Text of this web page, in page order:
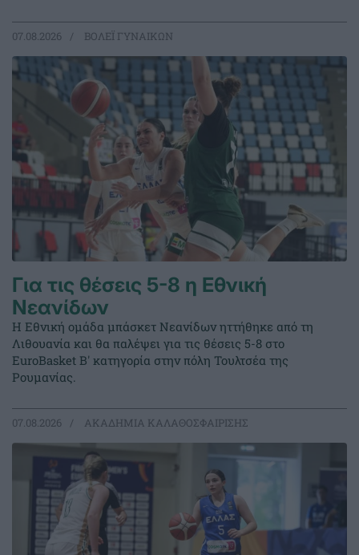
07.08.2026 ΒΟΛΕΪ ΓΥΝΑΙΚΩΝ
Για τις θέσεις 5-8 η Εθνική
Νεανίδων
Η Εθνική ομάδα μπάσκετ Νεανίδων ηττήθηκε από τη
Λιθουανία και θα παλέψει για τις θέσεις 5-8 στο
EuroBasket Β' κατηγορία στην πόλη Τουλτσέα της
Ρουμανίας.
07.08.2026 ΑΚΑΔΗΜΙΑ ΚΑΛΑΘΟΣΦΑΙΡΙΣΗΣ